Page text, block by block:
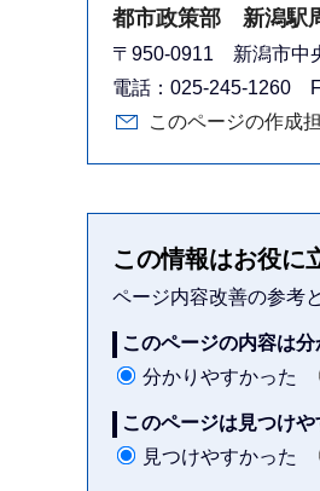
都市政策部 新潟駅
〒950-0911 新潟市中
電話：025-245-1260
このページの作成
この情報はお役に
ページ内容改善の参考
このページの内容は
分かりやすかった
このページは見つけ
見つけやすかった